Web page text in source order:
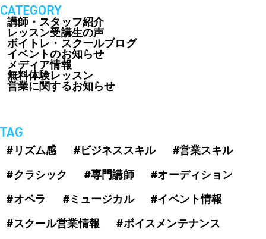
CATEGORY
講師・スタッフ紹介
レッスン受講生の声
ボイトレ・スクールブログ
イベントのお知らせ
メディア情報
無料体験レッスン
営業に関するお知らせ
TAG
#リズム感 #ビジネススキル
#営業スキル
#クラシック
#専門講師
#オーディション
#オペラ
#ミュージカル
#イベント情報
#スクール営業情報
#ボイスメンテナンス